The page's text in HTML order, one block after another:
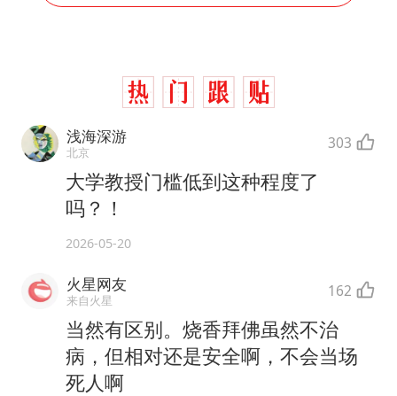
浅海深游
北京 303
大学教授门槛低到这种程度了
吗？！
2026-05-20
火星网友
来自火星 162
当然有区别。烧香拜佛虽然不治
病，但相对还是安全啊，不会当场
死人啊